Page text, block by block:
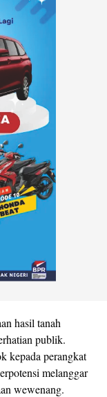
hasil tanah
publik.
kepada perangkat
melanggar
wewenang.